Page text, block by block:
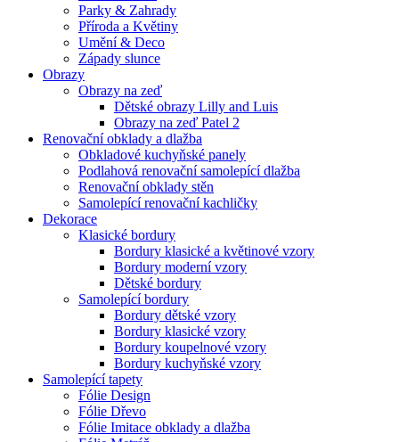
Parky & Zahrady
Příroda a Květiny
Umění & Deco
Západy slunce
Obrazy
Obrazy na zeď
Dětské obrazy Lilly and Luis
Obrazy na zeď Patel 2
Renovační obklady a dlažba
Obkladové kuchyňské panely
Podlahová renovační samolepící dlažba
Renovační obklady stěn
Samolepící renovační kachličky
Dekorace
Klasické bordury
Bordury klasické a květinové vzory
Bordury moderní vzory
Dětské bordury
Samolepící bordury
Bordury dětské vzory
Bordury klasické vzory
Bordury koupelnové vzory
Bordury kuchyňské vzory
Samolepící tapety
Fólie Design
Fólie Dřevo
Fólie Imitace obklady a dlažba